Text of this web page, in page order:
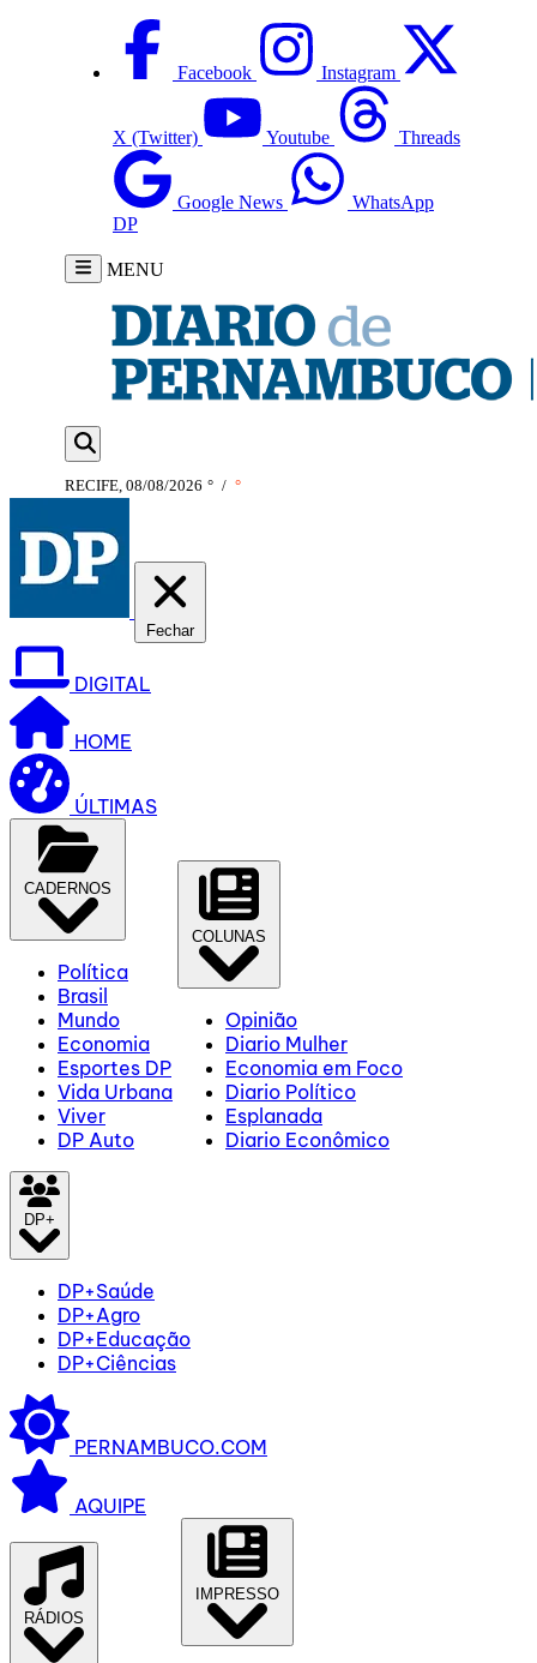
Facebook Instagram
X (Twitter) Youtube Threads
Google News
WhatsApp
DP
MENU
RECIFE, 08/08/2026 ° / °
Fechar
DIGITAL
HOME
ÚLTIMAS
CADERNOS
Política
Brasil
Mundo
Economia
Esportes DP
Vida Urbana
Viver
DP Auto
COLUNAS
Opinião
Diario Mulher
Economia em Foco
Diario Político
Esplanada
Diario Econômico
DP+
DP+Saúde
DP+Agro
DP+Educação
DP+Ciências
PERNAMBUCO.COM
AQUIPE
RÁDIOS
IMPRESSO